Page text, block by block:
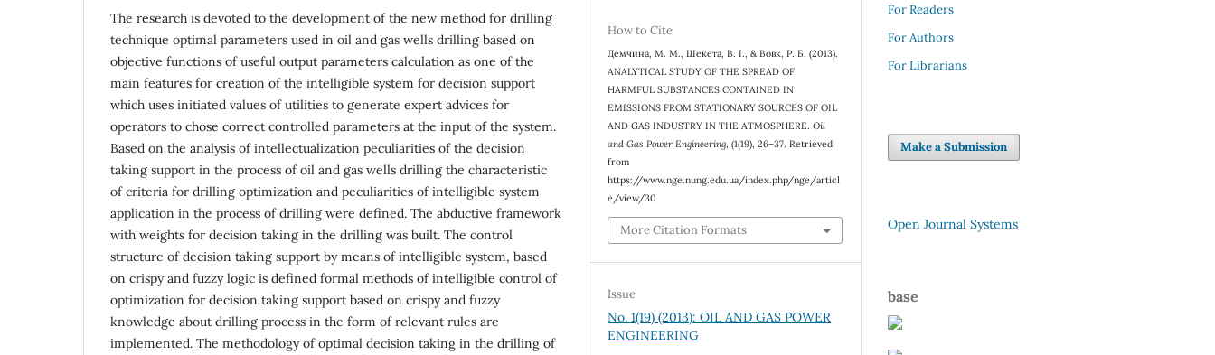
The research is devoted to the development of the new method for drilling
technique optimal parameters used in oil and gas wells drilling based on
objective functions of useful output parameters calculation as one of the
main features for creation of the intelligible system for decision support
which uses initiated values of utilities to generate expert advices for
operators to chose correct controlled parameters at the input of the system.
Based on the analysis of intellectualization peculiarities of the decision
taking support in the process of oil and gas wells drilling the characteristic
of criteria for drilling optimization and peculiarities of intelligible system
application in the process of drilling were defined. The abductive framework
with weights for decision taking in the drilling was built. The control
structure of decision taking support by means of intelligible system, based
on crispy and fuzzy logic is defined formal methods of intelligible control of
optimization for decision taking support based on crispy and fuzzy
knowledge about drilling process in the form of relevant rules are
implemented. The methodology of optimal decision taking in the drilling of
How to Cite
Демчина, М. М., Шекета, В. І., & Вовк, Р. Б. (2013).
ANALYTICAL STUDY OF THE SPREAD OF
HARMFUL SUBSTANCES CONTAINED IN
EMISSIONS FROM STATIONARY SOURCES OF OIL
AND GAS INDUSTRY IN THE ATMOSPHERE.Oil
and Gas Power Engineering, (1(19), 26–37. Retrieved
from
https://www.nge.nung.edu.ua/index.php/nge/articl
e/view/30
More Citation Formats
Issue
No. 1(19) (2013): OIL AND GAS POWER
ENGINEERING
For Readers
For Authors
For Librarians
Make a Submission
Open Journal Systems
base